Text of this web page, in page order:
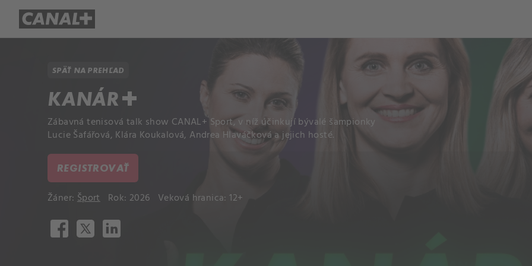
SPÄŤ NA PREHĽAD
KANÁR+
Zábavná tenisová talk show CANAL+ Sport, v níž účinkují bývalé šampionky
Lucie Šafářová, Klára Koukalová, Andrea Hlaváčková a jejich hosté.
REGISTROVAŤ
Žáner: Šport Rok: 2026 Veková hranica: 12+